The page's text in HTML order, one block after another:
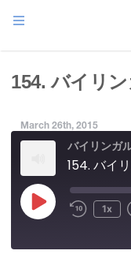
154. バイリ
March 26th, 2015
バイリンガ
154. バイ
Play
Episode
1x